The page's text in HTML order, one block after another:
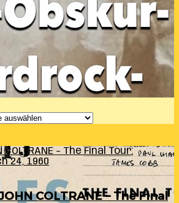
COLTRANE – The Final Tour:
24, 1960
COLTRANE – The Final